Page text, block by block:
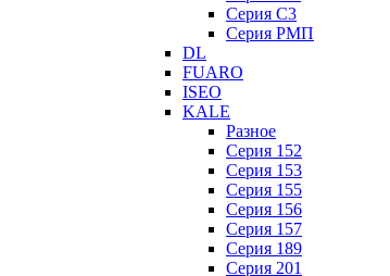
Серия С3
Серия РМП
DL
FUARO
ISEO
KALE
Разное
Серия 152
Серия 153
Серия 155
Серия 156
Серия 157
Серия 189
Серия 201